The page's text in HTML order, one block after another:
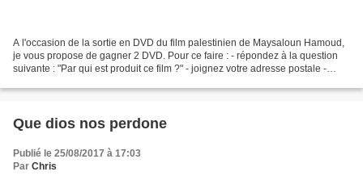
A l'occasion de la sortie en DVD du film palestinien de Maysaloun Hamoud,
je vous propose de gagner 2 DVD. Pour ce faire : - répondez à la question
suivante : "Par qui est produit ce film ?" - joignez votre adresse postale -
Que dios nos perdone
Publié le 25/08/2017 à 17:03
Par Chris